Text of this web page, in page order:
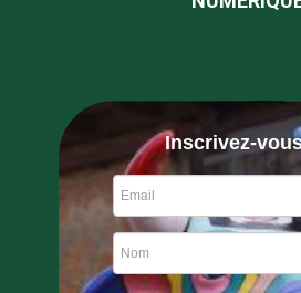
Inscrivez-